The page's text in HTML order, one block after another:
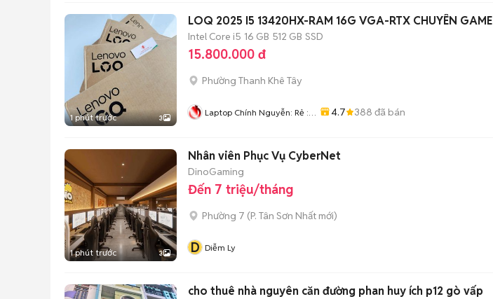
1 phút trước 3
LOQ 2025 I5 13420HX-RAM 16G VGA-RTX CHUYÊN GAME
Intel Core i5 16 GB 512 GB SSD
15.800.000 đ
Phường Thanh Khê Tây
Laptop Chính Nguyễn: Rẻ :
4.7 388 đã bán
1 phút trước 3
Nhân viên Phục Vụ CyberNet
DinoGaming
Đến 7 triệu/tháng
Phường 7 (P. Tân Sơn Nhất mới)
D Diễm Ly
cho thuê nhà nguyên căn đường phan huy ích p12 gò vấp